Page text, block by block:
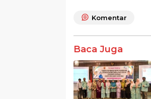
o
o
k
p
Komentar
Baca Juga